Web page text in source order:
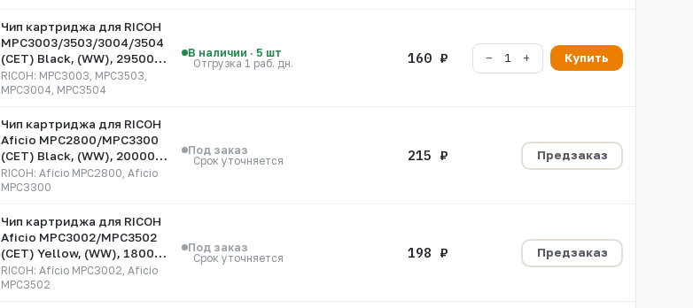
Чип картриджа для RICOH
MPC3003/3503/3004/3504
(CET) Black, (WW), 29500
стр., CET8267N
RICOH: MPC3003, MPC3503,
MPC3004, MPC3504
В наличии · 5 шт
Отгрузка 1 раб. дн.
160 ₽ Купить
Чип картриджа для RICOH
Aficio MPC2800/MPC3300
(CET) Black, (WW), 20000
стр., CET8719
RICOH: Aficio MPC2800, Aficio
MPC3300
Под заказ
Срок уточняется
215 ₽ Предзаказ
Чип картриджа для RICOH
Aficio MPC3002/MPC3502
(CET) Yellow, (WW), 18000
стр., CET8275
RICOH: Aficio MPC3002, Aficio
MPC3502
Под заказ
Срок уточняется
198 ₽ Предзаказ